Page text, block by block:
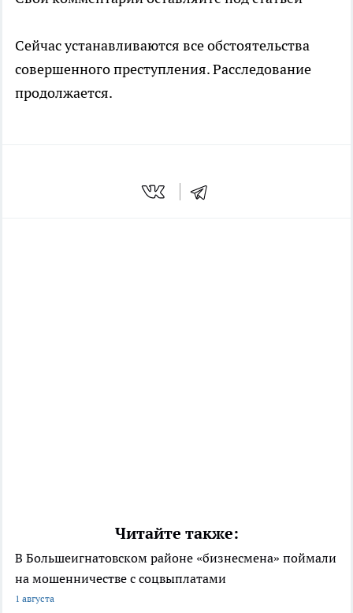
Сейчас устанавливаются все обстоятельства
совершенного преступления. Расследование
продолжается.
Читайте также:
В Большеигнатовском районе «бизнесмена» поймали
на мошенничестве с соцвыплатами
1 августа